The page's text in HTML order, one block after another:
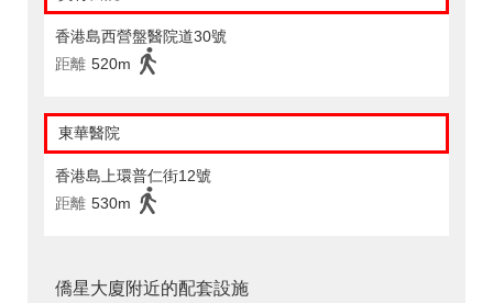
香港島西營盤醫院道30號
距離 520m
東華醫院
香港島上環普仁街12號
距離 530m
僑星大廈附近的配套設施